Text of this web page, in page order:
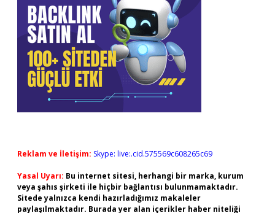
Reklam ve İletişim: Skype: live:.cid.575569c608265c69
Yasal Uyarı: Bu internet sitesi, herhangi bir marka, kurum
veya şahıs şirketi ile hiçbir bağlantısı bulunmamaktadır.
Sitede yalnızca kendi hazırladığımız makaleler
paylaşılmaktadır. Burada yer alan içerikler haber niteliği